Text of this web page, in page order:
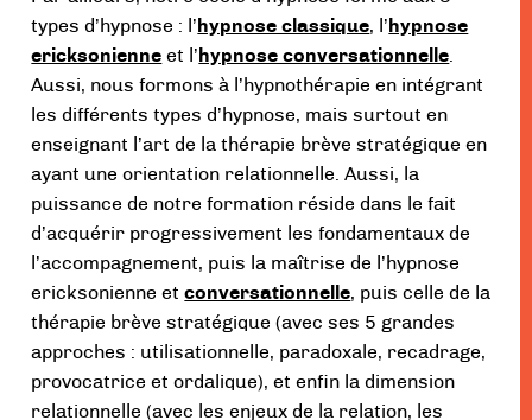
types d’hypnose : l’ hypnose classique, l’ hypnose
ericksonienne et l’ hypnose conversationnelle
Aussi, nous formons à l’hypnothérapie en intégrant
les différents types d’hypnose, mais surtout en
enseignant l’art de la thérapie brève stratégique en
ayant une orientation relationnelle. Aussi, la
puissance de notre formation réside dans le fait
d’acquérir progressivement les fondamentaux de
l’accompagnement, puis la maîtrise de l’hypnose
ericksonienne etconversationnelle, puis celle de la
thérapie brève stratégique (avec ses 5 grandes
approches : utilisationnelle, paradoxale, recadrage,
provocatrice et ordalique), et enfin la dimension
relationnelle (avec les enjeux de la relation, les